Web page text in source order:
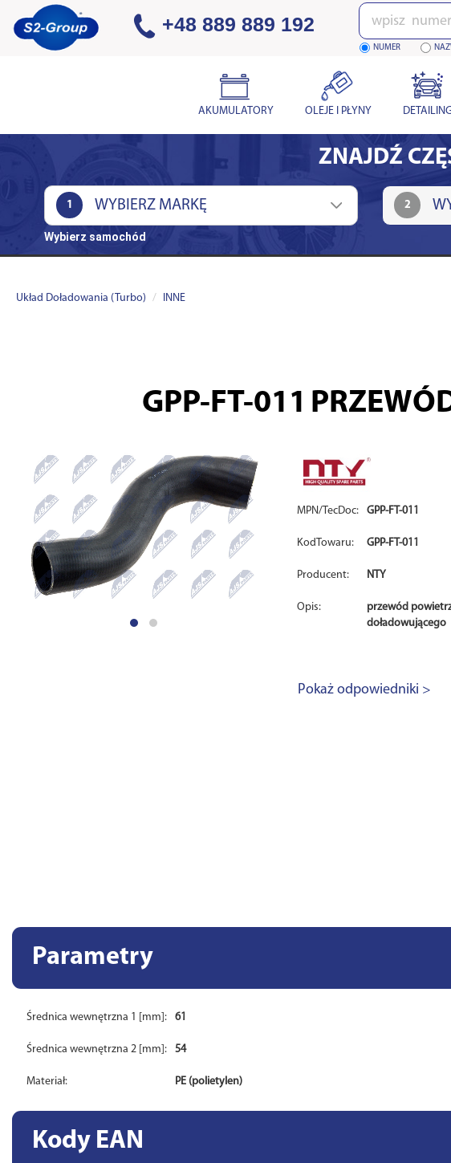
+48 889 889 192 Wpisz
numer
NUMER
AKUMULATORY OLEJE I PŁYNY
ZNAJDŹ
1 2
Wybierz samochód
Układ Doładowania (Turbo) INNE
GPP-FT-011
MPN/TecDoc: GPP-FT-011
KodTowaru: GPP-FT-011
Producent: NTY
Opis:
przewód
doładowującego
Pokaż odpowiedniki >
Parametry
Średnica wewnętrzna 1 [mm]: 61
Średnica wewnętrzna 2 [mm]: 54
Materiał: PE (polietylen)
Kody EAN